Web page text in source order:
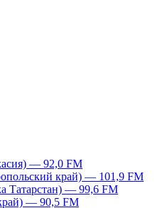
— 92,0 FM
край) — 101,9 FM
Татарстан) — 99,6 FM
— 90,5 FM